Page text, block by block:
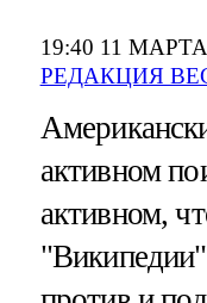
19:40 11
РЕДАКЦИЯ
активном
активном,